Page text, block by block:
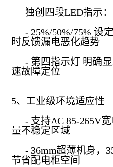
独创四段LED指示：
- 25%/50%/75% 设
时反馈漏电恶化趋势
- 第四指示灯 明确
速故障定位
5、工业级环境适应性
- 支持AC 85-265V
量不稳定区域
- 36mm超薄机身，
节省配电柜空间